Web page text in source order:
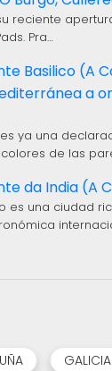
reciente
Pra…
Basilico (A
a
ya una
de las
da India (A
es una ciudad
GALICIA